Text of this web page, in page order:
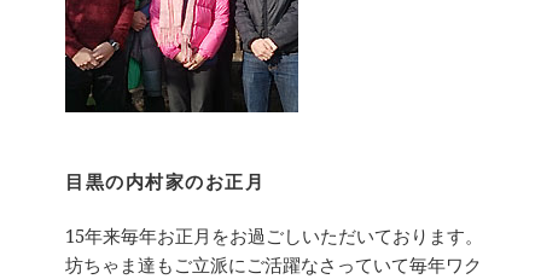
目黒の内村家のお正月
15年来毎年お正月をお過ごしいただいております。
坊ちゃま達もご立派にご活躍なさっていて毎年ワク